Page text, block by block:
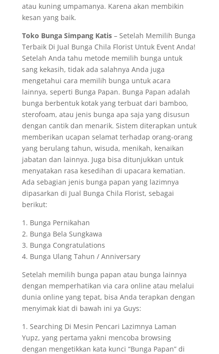
atau kuning umpamanya. Karena akan membikin
kesan yang baik.
Toko Bunga Simpang Katis– Setelah Memilih Bunga
Terbaik Di Jual Bunga Chila Florist Untuk Event Anda!
Setelah Anda tahu metode memilih bunga untuk
sang kekasih, tidak ada salahnya Anda juga
mengetahui cara memilih bunga untuk acara
lainnya, seperti Bunga Papan. Bunga Papan adalah
bunga berbentuk kotak yang terbuat dari bamboo,
sterofoam, atau jenis bunga apa saja yang disusun
dengan cantik dan menarik. Sistem diterapkan untuk
memberikan ucapan selamat terhadap orang-orang
yang berulang tahun, wisuda, menikah, kenaikan
jabatan dan lainnya. Juga bisa ditunjukkan untuk
menyatakan rasa kesedihan di upacara kematian.
Ada sebagian jenis bunga papan yang lazimnya
dipasarkan di Jual Bunga Chila Florist, sebagai
berikut:
1. Bunga Pernikahan
2. Bunga Bela Sungkawa
3. Bunga Congratulations
4. Bunga Ulang Tahun / Anniversary
Setelah memilih bunga papan atau bunga lainnya
dengan memperhatikan via cara online atau melalui
dunia online yang tepat, bisa Anda terapkan dengan
menyimak kiat di bawah ini ya Guys:
1. Searching Di Mesin Pencari Lazimnya Laman
Yupz, yang pertama yakni mencoba browsing
dengan mengetikkan kata kunci “Bunga Papan” di